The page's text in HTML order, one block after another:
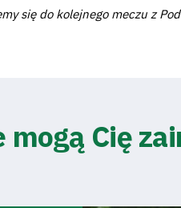
się do kolejnego meczu z
mogą Cię